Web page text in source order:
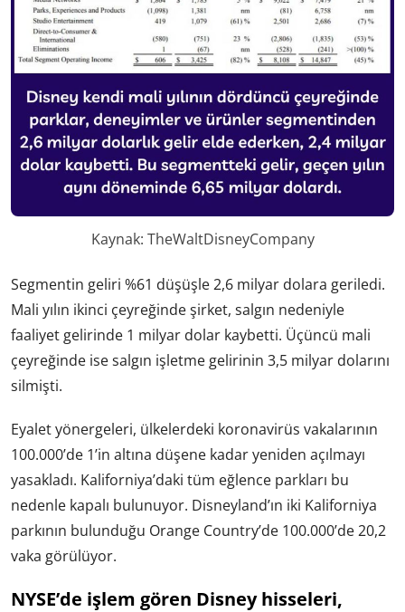
Kaynak: TheWaltDisneyCompany
Segmentin geliri %61 düşüşle 2,6 milyar dolara geriledi.
Mali yılın ikinci çeyreğinde şirket, salgın nedeniyle
faaliyet gelirinde 1 milyar dolar kaybetti. Üçüncü mali
çeyreğinde ise salgın işletme gelirinin 3,5 milyar dolarını
silmişti.
Eyalet yönergeleri, ülkelerdeki koronavirüs vakalarının
100.000’de 1’in altına düşene kadar yeniden açılmayı
yasakladı. Kaliforniya’daki tüm eğlence parkları bu
nedenle kapalı bulunuyor. Disneyland’ın iki Kaliforniya
parkının bulunduğu Orange Country’de 100.000’de 20,2
vaka görülüyor.
NYSE’de işlem gören Disney hisseleri,